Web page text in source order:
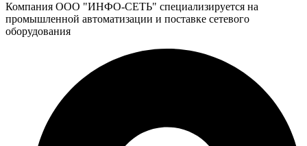
Компания ООО "ИНФО-СЕТЬ" специализируется на
промышленной автоматизации и поставке сетевого
оборудования